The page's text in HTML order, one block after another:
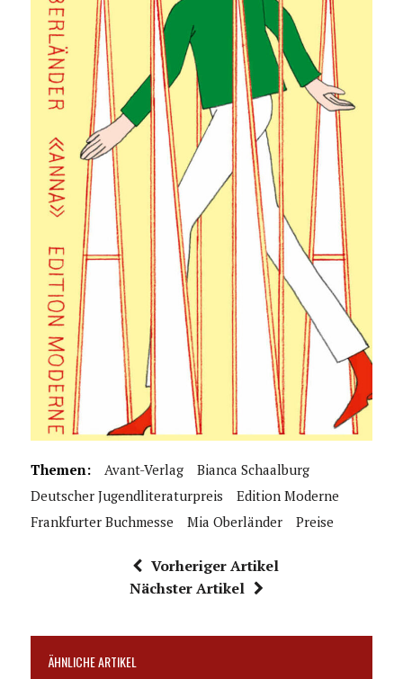
Themen: Avant-Verlag
Bianca Schaalburg
Deutscher Jugendliteraturpreis
Edition Moderne
Frankfurter Buchmesse
Mia Oberländer Preise
Vorheriger Artikel
Nächster Artikel
ÄHNLICHE ARTIKEL